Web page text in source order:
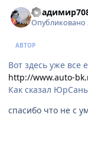
Опубликовано
АВТОР
Вот здесь уже все
http://www.auto-
Как сказал
спасибо что не с